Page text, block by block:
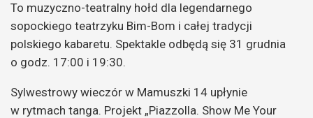
To muzyczno-teatralny hołd dla legendarnego
sopockiego teatrzyku Bim-Bom i całej tradycji
polskiego kabaretu. Spektakle odbędą się 31 grudnia
o godz. 17:00 i 19:30.
Sylwestrowy wieczór w Mamuszki 14 upłynie
w rytmach tanga. Projekt „Piazzolla. Show Me Your